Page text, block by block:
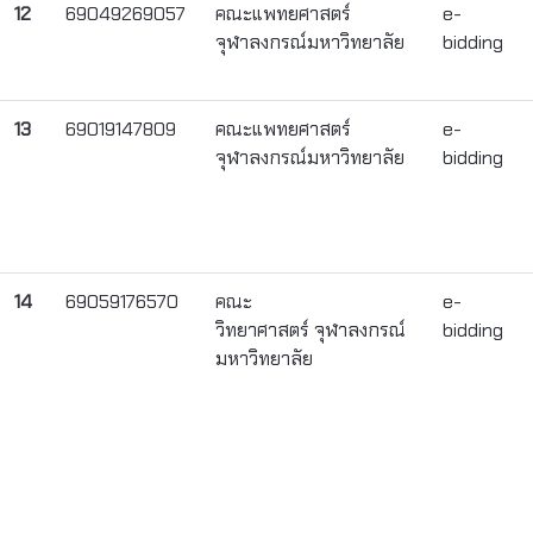
12 69049269057
คณะแพทยศาสตร์
จุฬาลงกรณ์มหาวิทยาลัย
e-
bidding
13 69019147809
คณะแพทยศาสตร์
จุฬาลงกรณ์มหาวิทยาลัย
e-
bidding
14 69059176570
คณะ
วิทยาศาสตร์ จุฬาลงกรณ์
มหาวิทยาลัย
e-
bidding